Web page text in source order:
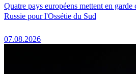
Quatre pays européens mettent en garde
Russie pour l'Ossétie du Sud
07.08.2026